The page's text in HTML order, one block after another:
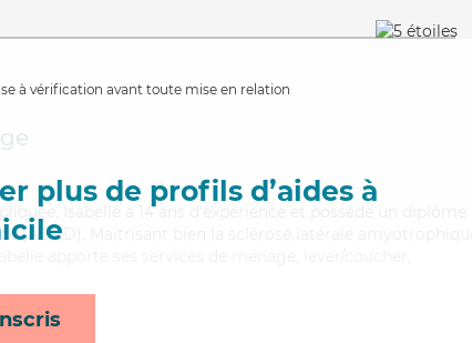
à vérification avant toute mise en relation
plus de profils d’aides à
Isabelle a 14 ans d'expérience et possède un diplôme
(ADVD). Maitrisant bien la sclérose latérale amyotrophique